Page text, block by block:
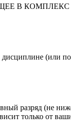
(или
разряд (не
только от